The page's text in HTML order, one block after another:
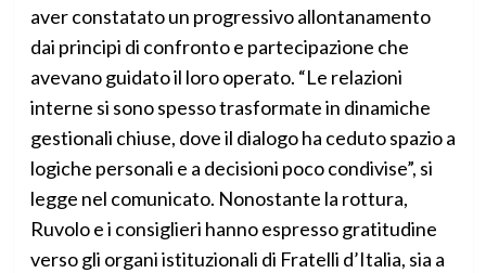
aver constatato un progressivo allontanamento
dai principi di confronto e partecipazione che
avevano guidato il loro operato. “Le relazioni
interne si sono spesso trasformate in dinamiche
gestionali chiuse, dove il dialogo ha ceduto spazio a
logiche personali e a decisioni poco condivise”, si
legge nel comunicato. Nonostante la rottura,
Ruvolo e i consiglieri hanno espresso gratitudine
verso gli organi istituzionali di Fratelli d’Italia, sia a